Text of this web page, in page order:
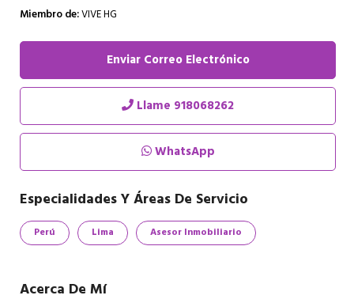
Miembro de:VIVE HG
Enviar Correo Electrónico
Llame 918068262
WhatsApp
Especialidades Y Áreas De Servicio
Perú Lima Asesor Inmobiliario
Acerca De Mí